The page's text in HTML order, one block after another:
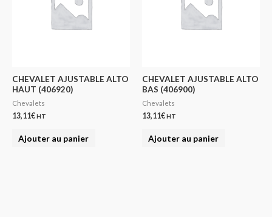
CHEVALET AJUSTABLE ALTO
HAUT (406920)
Chevalets
13,11€HT
Ajouter au panier
CHEVALET AJUSTABLE ALTO
BAS (406900)
Chevalets
13,11€HT
Ajouter au panier